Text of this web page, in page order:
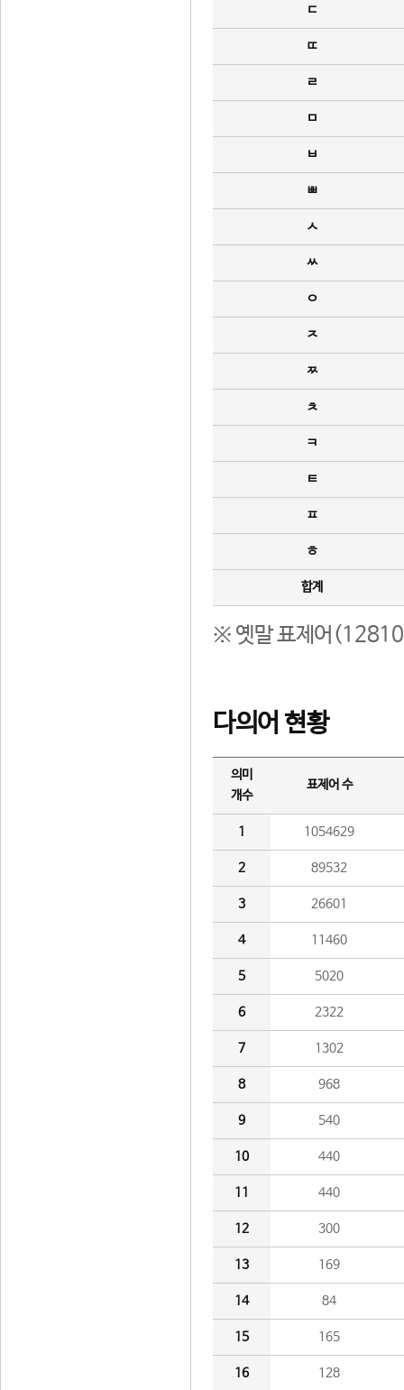
ㄷ
ㄸ
ㄹ
ㅁ
ㅂ
ㅃ
ㅅ
ㅆ
ㅇ
ㅈ
ㅉ
ㅊ
ㅋ
ㅌ
ㅍ
ㅎ
합계
※ 옛말 표제어(12810
다의어 현황
의미
개수
표제어 수
1 1054629
2 89532
3 26601
4 11460
5 5020
6 2322
7 1302
8 968
9 540
10 440
11 440
12 300
13 169
14 84
15 165
16 128